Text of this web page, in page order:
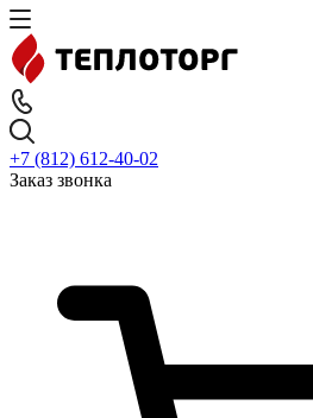
+7 (812) 612-40-02
Заказ звонка